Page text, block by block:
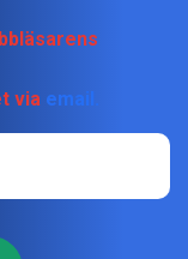
via email.